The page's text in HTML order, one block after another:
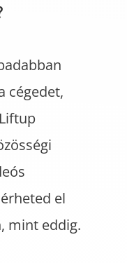
cégedet,
el
mint eddig.